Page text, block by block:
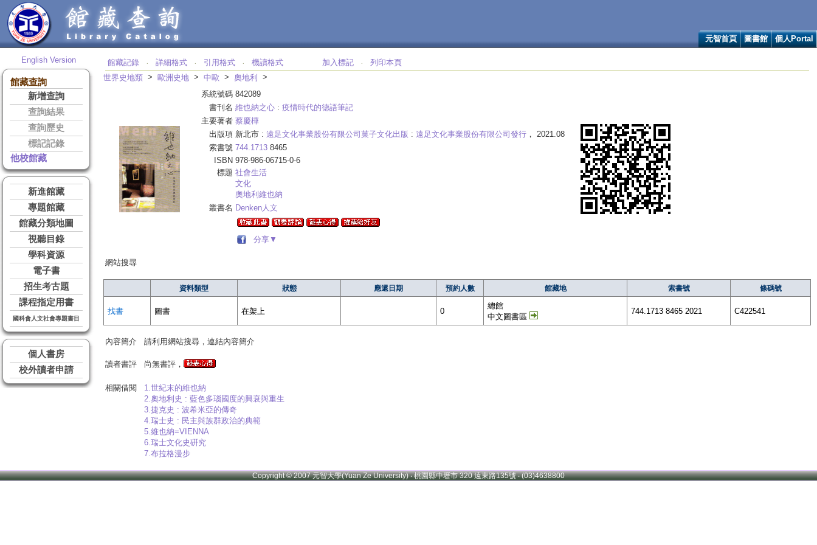
元智首頁 圖書館 個人Portal
English Version
館藏查詢
新增查詢
查詢結果
查詢歷史
標記記錄
他校館藏
新進館藏
專題館藏
館藏分類地圖
視聽目錄
學科資源
電子書
招生考古題
課程指定用書
國科會人文社會專題書目
個人書房
校外讀者申請
館藏記錄 ‧ 詳細格式 ‧ 引用格式 ‧ 機讀格式 加入標記 ‧
列印本頁
世界史地類 > 歐洲史地 > 中歐 > 奧地利
>
系統號碼 842089
書刊名 維也納之心 : 疫情時代的德語筆記
主要著者 蔡慶樺
出版項 新北市 : 遠足文化事業股份有限公司菓子文化出版 : 遠足文化事業股份有限公司發行 ， 2021.08
索書號 744.1713 8465
ISBN 978-986-06715-0-6
標題 社會生活
文化
奧地利維也納
叢書名 Denken人文
分享▼
網站搜尋
資料類型 狀態 應還日期 預約人數 館藏地 索書號 條碼號
找書 圖書 在架上 0
總館
中文圖書區
744.1713 8465 2021 C422541
內容簡介 請利用網站搜尋，連結內容簡介
讀者書評 尚無書評，
相關借閱
1.世紀末的維也納
2.奧地利史 : 藍色多瑙國度的興衰與重生
3.捷克史 : 波希米亞的傳奇
4.瑞士史 : 民主與族群政治的典範
5.維也納=VIENNA
6.瑞士文化史硏究
7.布拉格漫步
Copyright © 2007 元智大學(Yuan Ze University) ‧ 桃園縣中壢市 320 遠東路135號 ‧ (03)4638800